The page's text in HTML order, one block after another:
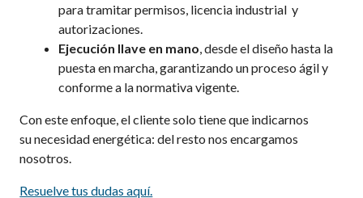
para tramitar permisos, licencia industrial y
autorizaciones.
Ejecución llave en mano , desde el diseño hasta la
puesta en marcha, garantizando un proceso ágil y
conforme a la normativa vigente.
Con este enfoque, el cliente solo tiene que indicarnos
sunecesidad energética: del resto nos encargamos
nosotros.
Resuelve tus dudas aquí.